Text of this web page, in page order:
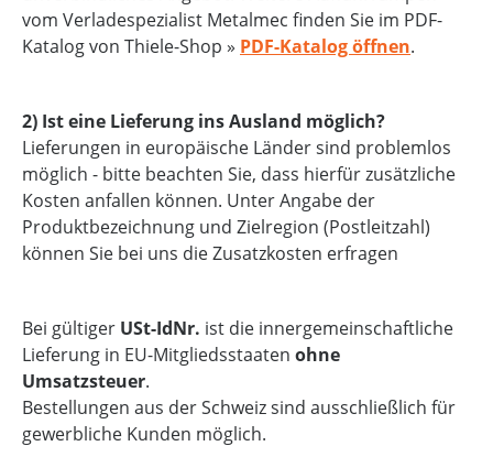
vom Verladespezialist Metalmec finden Sie im PDF-
Katalog von Thiele-Shop » PDF-Katalog öffnen.
2) Ist eine Lieferung ins Ausland möglich?
Lieferungen in europäische Länder sind problemlos
möglich - bitte beachten Sie, dass hierfür zusätzliche
Kosten anfallen können. Unter Angabe der
Produktbezeichnung und Zielregion (Postleitzahl)
können Sie bei uns die Zusatzkosten erfragen
Bei gültiger USt-IdNr. ist die innergemeinschaftliche
Lieferung in EU-Mitgliedsstaaten ohne
Umsatzsteuer.
Bestellungen aus der Schweiz sind ausschließlich für
gewerbliche Kunden möglich.